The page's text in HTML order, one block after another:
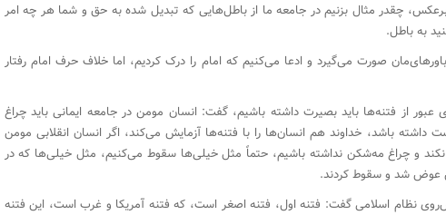
چقدر مثال بزنیم در جامعه ما از باطل‌هایی که تبدیل شده به حق و شما هر چه امر
به باطل.
صورت می‌گیرد و ادعا می‌کنیم که امام را درک کردیم، اما خلاف حرف امام رفتار
عبور از فتنه‌ها باید بصیرت داشته باشیم، گفت: انسان مومن در جامعه ایمانی باید چراغ
باشد، خداوند هم انسان‌ها را با فتنه‌ها آزمایش می‌کند، اگر انسان انقلابی مومن
نکند و چراغ مه‌شکن نداشته باشیم، حتماً مثل خیلی‌ها سقوط می‌کنیم، مثل خیلی‌ها که در
عوض شد و سقوط کردند.
نظام اسلامی گفت: فتنه اول، فتنه اصغر است، که فتنه آمریکا و غرب است، این فتنه